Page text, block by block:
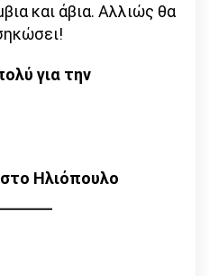
και άβια. Αλλιώς θα
για την
Ηλιόπουλο